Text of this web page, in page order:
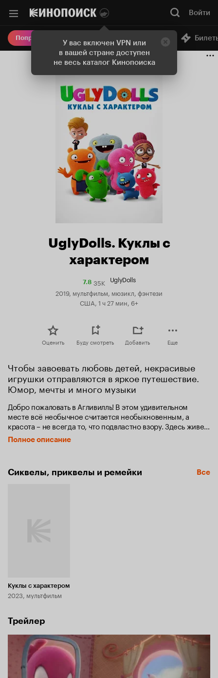
У вас включен VPN или
в вашей стране доступен
не весь каталог Кинопоиска
Войти
Попробовать Плюс Онлайн-кинотеатр
UglyDolls. Куклы с
характером
7.8Рейтинг
Кинопоиска
7.8
35K UglyDolls
2019, мультфильм, мюзикл, фэнтези
США, 1 ч 27 мин, 6+
Оценить Буду смотреть Добавить Еще
Чтобы завоевать любовь детей, некрасивые
игрушки отправляются в яркое путешествие.
Юмор, мечты и много музыки
Добро пожаловать в Агливилль! В этом удивительном
месте всё необычное считается необыкновенным, а
красота – не всегда то, что подвластно взору. Здесь живет
милашка Мокси со своими странными друзьями. Однажды
они вместе отправляются в невероятное путешествие, во
собой…
Полное описание
Сиквелы, приквелы и ремейки Все
Куклы с характером
2023, мультфильм
Трейлер